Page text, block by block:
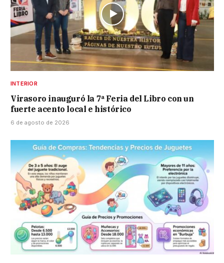
INTERIOR
Virasoro inauguró la 7ª Feria del Libro con un
fuerte acento local e histórico
6 de agosto de 2026